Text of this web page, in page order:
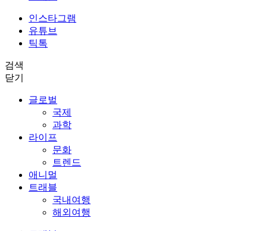
인스타그램
유튜브
틱톡
검색
닫기
글로벌
국제
과학
라이프
문화
트렌드
애니멀
트래블
국내여행
해외여행